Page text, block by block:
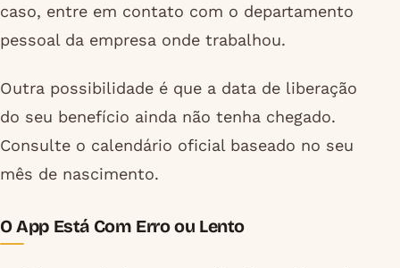
caso, entre em contato com o departamento
pessoal da empresa onde trabalhou.
Outra possibilidade é que a data de liberação
do seu benefício ainda não tenha chegado.
Consulte o calendário oficial baseado no seu
mês de nascimento.
O App Está Com Erro ou Lento